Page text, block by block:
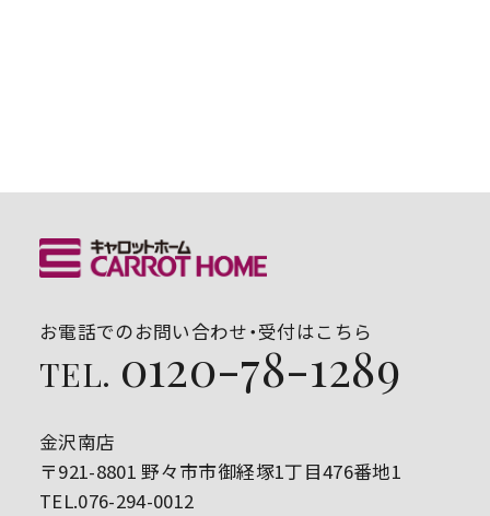
お電話でのお問い合わせ・受付はこちら
TEL. 0120-78-1289
金沢南店
〒921-8801 野々市市御経塚1丁目476番地1
TEL.076-294-0012